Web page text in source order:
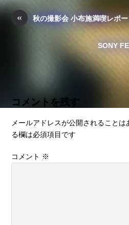
b
o
« 秋の撮影会 小布施満喫レポ
SONY
コメントを残す
メールアドレスが公開されることは
る欄は必須項目です
コメント ※